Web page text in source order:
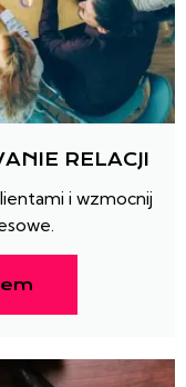
RELACJI
i wzmocnij